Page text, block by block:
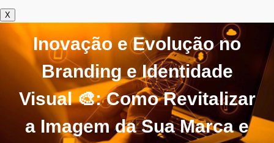
X
Inovação e Evolução no
Branding e Identidade
Visual 🎨: Como Revitalizar
a Imagem da Sua Marca e